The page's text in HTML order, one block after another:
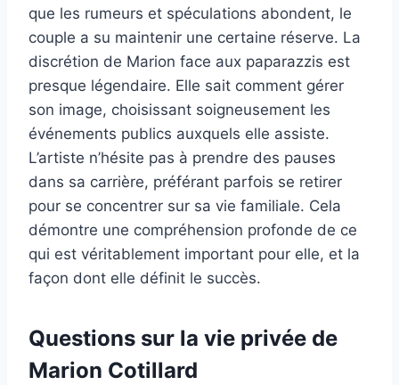
que les rumeurs et spéculations abondent, le
couple a su maintenir une certaine réserve. La
discrétion de Marion face aux paparazzis est
presque légendaire. Elle sait comment gérer
son image, choisissant soigneusement les
événements publics auxquels elle assiste.
L’artiste n’hésite pas à prendre des pauses
dans sa carrière, préférant parfois se retirer
pour se concentrer sur sa vie familiale. Cela
démontre une compréhension profonde de ce
qui est véritablement important pour elle, et la
façon dont elle définit le succès.
Questions sur la vie privée de
Marion Cotillard